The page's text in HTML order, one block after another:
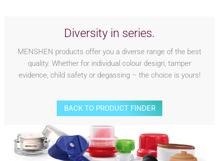
Diversity in series.
MENSHEN products offer you a diverse range of the best
quality. Whether for individual colour design, tamper
evidence, child safety or degassing – the choice is yours!
BACK TO PRODUCT FINDER